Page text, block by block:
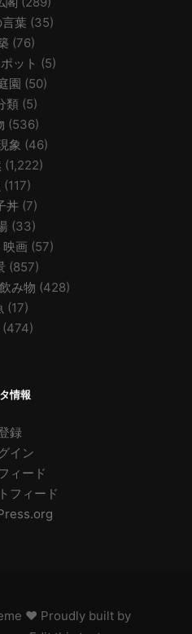
葉 (35)
(76)
ット (5)
園 (50)
類 (5)
(536)
象 (46)
(1,222)
(117)
丼 (7)
(33)
画 (57)
(857)
み物 (428)
(17)
(474)
情報
録
イン
ィード
フィード
♥ Proudly built by